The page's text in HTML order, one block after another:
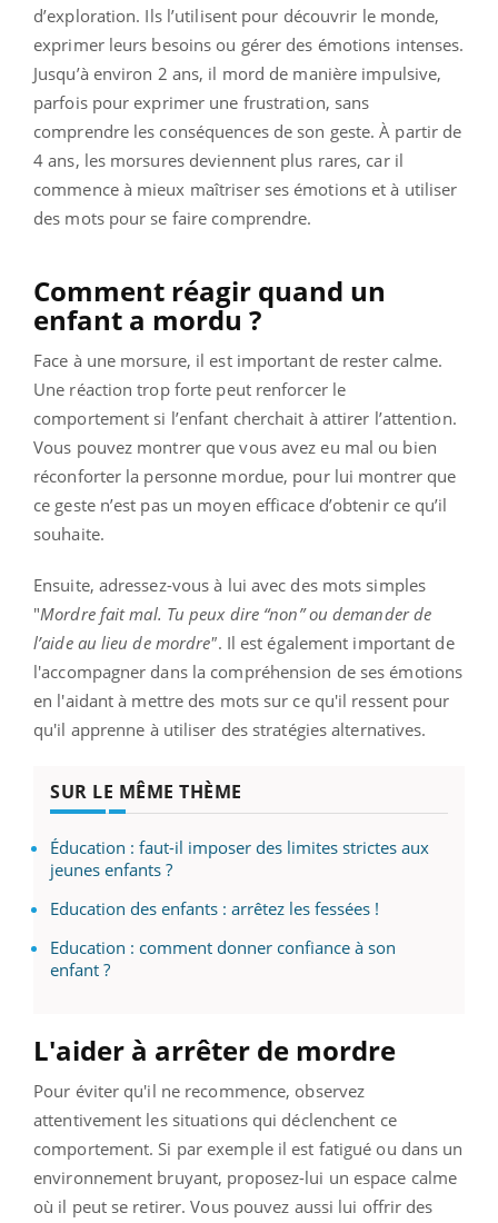
d’exploration. Ils l’utilisent pour découvrir le monde,
exprimer leurs besoins ou gérer des émotions intenses.
Jusqu’à environ 2 ans, il mord de manière impulsive,
parfois pour exprimer une frustration, sans
comprendre les conséquences de son geste. À partir de
4 ans, les morsures deviennent plus rares, car il
commence à mieux maîtriser ses émotions et à utiliser
des mots pour se faire comprendre.
Comment réagir quand un
enfant a mordu ?
Face à une morsure, il est important de rester calme.
Une réaction trop forte peut renforcer le
comportement si l’enfant cherchait à attirer l’attention.
Vous pouvez montrer que vous avez eu mal ou bien
réconforter la personne mordue, pour lui montrer que
ce geste n’est pas un moyen efficace d’obtenir ce qu’il
souhaite.
Ensuite, adressez-vous à lui avec des mots simples
"Mordre fait mal. Tu peux dire “non” ou demander de
l’aide au lieu de mordre". Il est également important de
l'accompagner dans la compréhension de ses émotions
en l'aidant à mettre des mots sur ce qu'il ressent pour
qu'il apprenne à utiliser des stratégies alternatives.
SUR LE MÊME THÈME
Éducation : faut-il imposer des limites strictes aux
jeunes enfants ?
Education des enfants : arrêtez les fessées !
Education : comment donner confiance à son
enfant ?
L'aider à arrêter de mordre
Pour éviter qu'il ne recommence, observez
attentivement les situations qui déclenchent ce
comportement. Si par exemple il est fatigué ou dans un
environnement bruyant, proposez-lui un espace calme
où il peut se retirer. Vous pouvez aussi lui offrir des